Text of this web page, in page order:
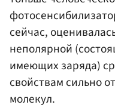
сейчас,
неполярной
имеющих заряда)
свойствам сильно
молекул.